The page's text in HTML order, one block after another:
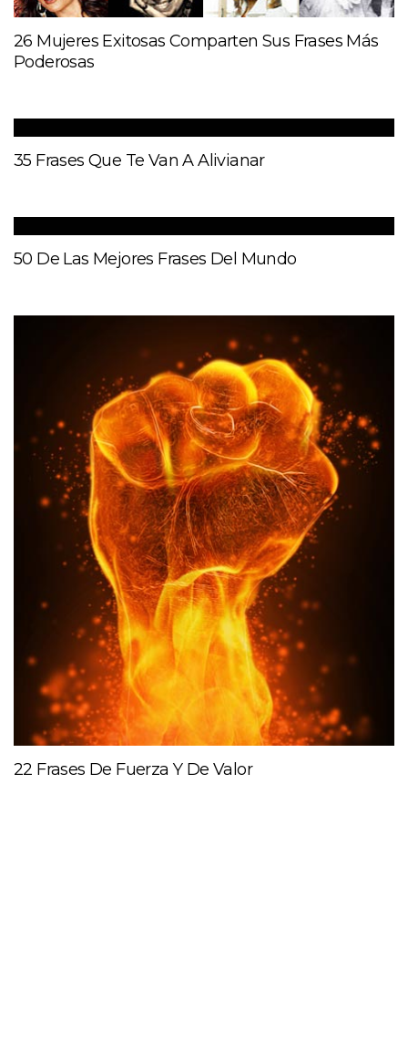
26 Mujeres Exitosas Comparten Sus Frases Más
Poderosas
35 Frases Que Te Van A Alivianar
50 De Las Mejores Frases Del Mundo
22 Frases De Fuerza Y De Valor